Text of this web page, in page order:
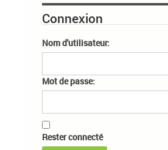
Connexion
Nom d'utilisateur:
Mot de passe:
Rester connecté